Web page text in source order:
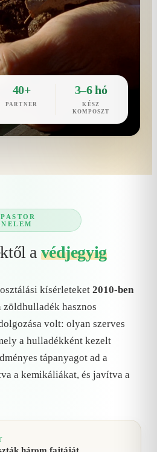
40+
PARTNER
3–6 hó
KÉSZ
KOMPOSZT
a védjegyig
kísérleteket 2010-ben
hasznos
volt: olyan szerves
a hulladékként kezelt
tápanyagot ad a
a kemikáliákat, és javítva a
három fajtáját